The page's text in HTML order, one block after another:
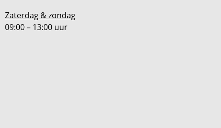
Zaterdag & zondag
09:00 – 13:00 uur